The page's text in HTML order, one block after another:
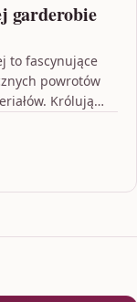
garderobie
to fascynujące
powrotów
Królują